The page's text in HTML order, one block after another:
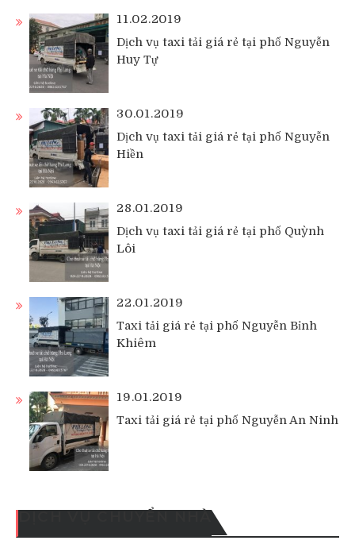
11.02.2019
Dịch vụ taxi tải giá rẻ tại phố Nguyễn
Huy Tự
30.01.2019
Dịch vụ taxi tải giá rẻ tại phố Nguyễn
Hiền
28.01.2019
Dịch vụ taxi tải giá rẻ tại phố Quỳnh
Lôi
22.01.2019
Taxi tải giá rẻ tại phố Nguyễn Bỉnh
Khiêm
19.01.2019
Taxi tải giá rẻ tại phố Nguyễn An Ninh
DỊCH VỤ CHUYỂN NHÀ